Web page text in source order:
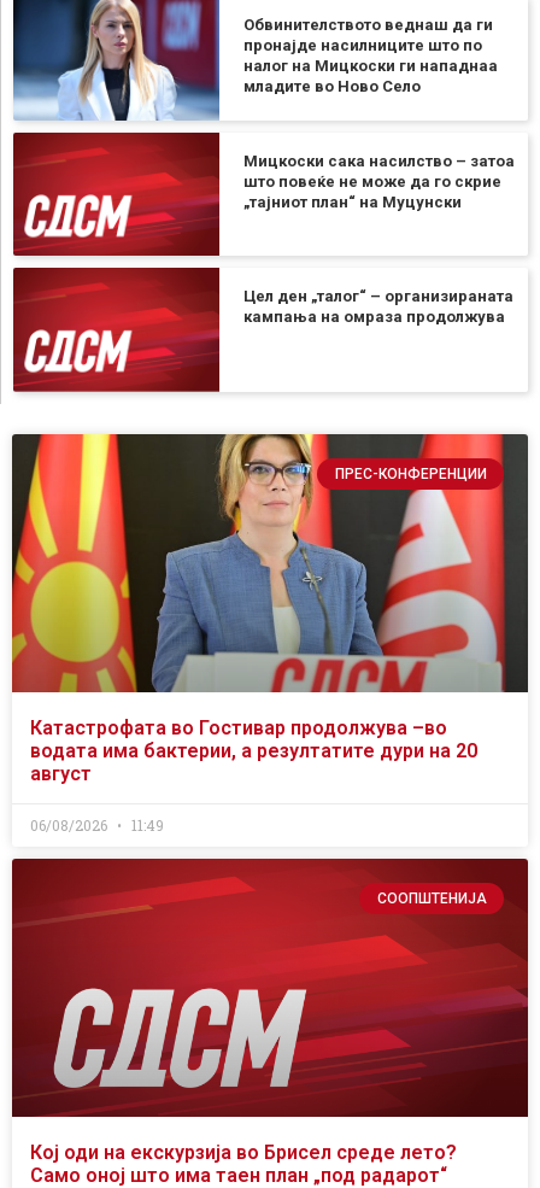
Обвинителството веднаш да ги
пронајде насилниците што по
налог на Мицкоски ги нападнаа
младите во Ново Село
Мицкоски сака насилство – затоа
што повеќе не може да го скрие
„тајниот план“ на Муцунски
Цел ден „талог“ – организираната
кампања на омраза продолжува
ПРЕС-КОНФЕРЕНЦИИ
Катастрофата во Гостивар продолжува –во
водата има бактерии, а резултатите дури на 20
август
06/08/2026 11:49
СООПШТЕНИЈА
Кој оди на екскурзија во Брисел среде лето?
Само оној што има таен план „под радарот“